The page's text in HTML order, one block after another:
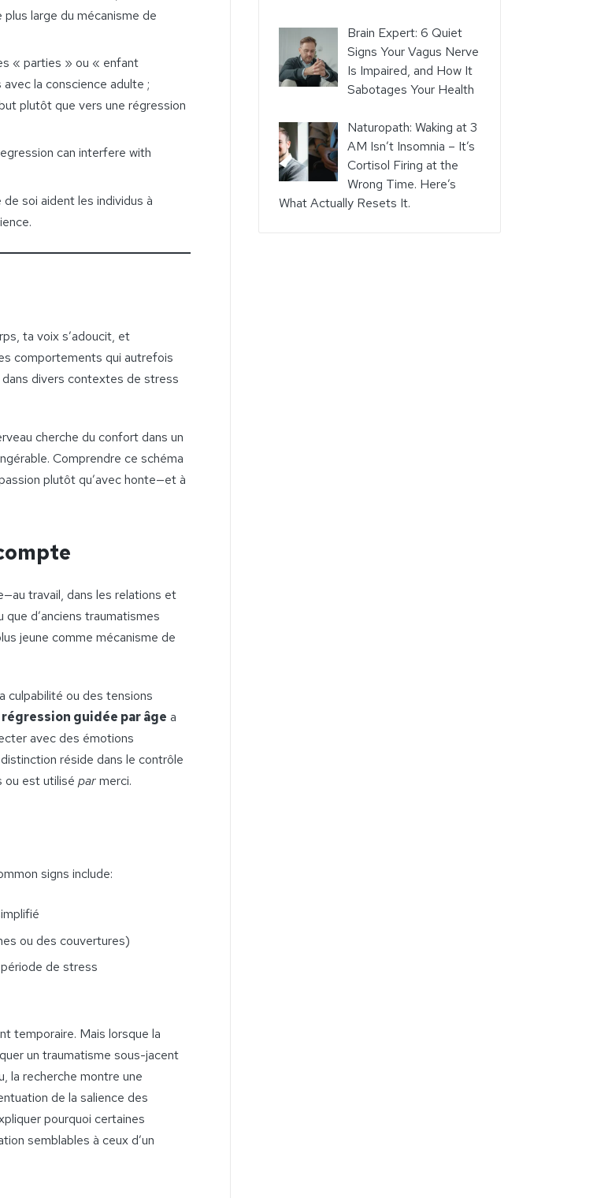
large du mécanisme de
« parties » ou « enfant
la conscience adulte ;
plutôt que vers une régression
can interfere with
soi aident les individus à
ta voix s’adoucit, et
comportements qui autrefois
divers contextes de stress
cherche du confort dans un
Comprendre ce schéma
plutôt qu’avec honte—et à
travail, dans les relations et
d’anciens traumatismes
jeune comme mécanisme de
culpabilité ou des tensions
régression guidée par âge a
avec des émotions
réside dans le contrôle
ou est utilisé parmerci.
signs include:
ou des couvertures)
de stress
temporaire. Mais lorsque la
un traumatisme sous-jacent
la recherche montre une
de la salience des
pourquoi certaines
semblables à ceux d’un
Brain Expert: 6 Quiet
Signs Your Vagus Nerve
Is Impaired, and How It
Sabotages Your Health
Naturopath: Waking at 3
AM Isn’t Insomnia – It’s
Cortisol Firing at the
Wrong Time. Here’s
What Actually Resets It.